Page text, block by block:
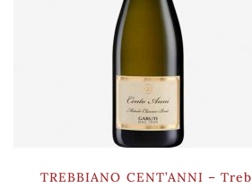
TREBBIANO CENT’ANNI –